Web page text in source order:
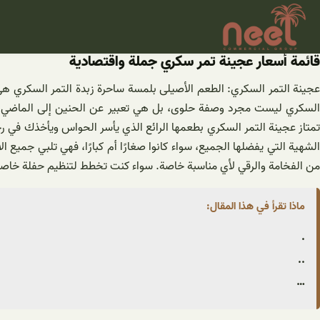
تخطى
المحتوى
قائمة أسعار عجينة تمر سكري جملة واقتصادية
عجينة التمر السكري: الطعم الأصيلى بلمسة ساحرة زبدة التمر السكري
السكري ليست مجرد وصفة حلوى، بل هي تعبير عن الحنين إلى الماضي
تمتاز عجينة التمر السكري بطعمها الرائع الذي يأسر الحواس ويأخذك
الشهية التي يفضلها الجميع، سواء كانوا صغارًا أم كبارًا، فهي تلبي جميع
من الفخامة والرقي لأي مناسبة خاصة. سواء كنت تخطط لتنظيم حفلة
ماذا تقرأ في هذا المقال:
.
..
…